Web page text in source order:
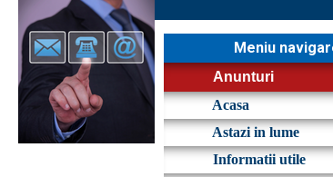
Meniu
Anunturi
Acasa
Astazi in lume
Informatii utile